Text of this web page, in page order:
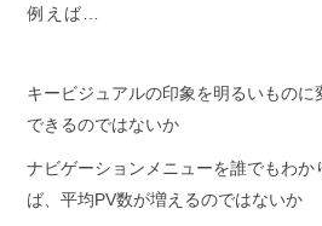
例えば…
キービジュアルの印象を明るいもの
できるのではないか
ナビゲーションメニューを誰でもわか
ば、平均PV数が増えるのではないか